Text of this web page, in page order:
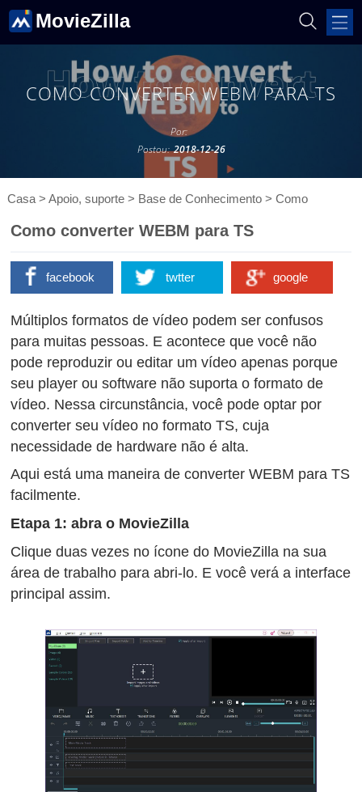
MovieZilla
COMO CONVERTER WEBM PARA TS
Por:
Postou: 2018-12-26
Casa> Apoio, suporte> Base de Conhecimento> Como
Como converter WEBM para TS
facebook twtter google
Múltiplos formatos de vídeo podem ser confusos
para muitas pessoas. E acontece que você não
pode reproduzir ou editar um vídeo apenas porque
seu player ou software não suporta o formato de
vídeo. Nessa circunstância, você pode optar por
converter seu vídeo no formato TS, cuja
necessidade de hardware não é alta.
Aqui está uma maneira de converter WEBM para TS
facilmente.
Etapa 1: abra o MovieZilla
Clique duas vezes no ícone do MovieZilla na sua
área de trabalho para abri-lo. E você verá a interface
principal assim.